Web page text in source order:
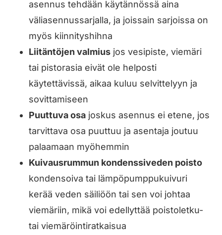
asennus tehdään käytännössä aina
väliasennussarjalla, ja joissain sarjoissa on
myös kiinnityshihna
Liitäntöjen valmiusjos vesipiste, viemäri
tai pistorasia eivät ole helposti
käytettävissä, aikaa kuluu selvittelyyn ja
sovittamiseen
Puuttuva osajoskus asennus ei etene, jos
tarvittava osa puuttuu ja asentaja joutuu
palaamaan myöhemmin
Kuivausrummun kondenssiveden poisto
kondensoiva tai lämpöpumppukuivuri
kerää veden säiliöön tai sen voi johtaa
viemäriin, mikä voi edellyttää poistoletku-
tai viemäröintiratkaisua